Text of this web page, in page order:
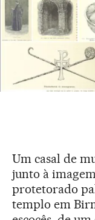
Um casal de
junto à
protetorado
templo em